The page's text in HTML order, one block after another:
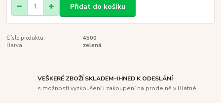
Přidat do košíku
Číslo produktu:
4500
Barva:
zelená
VEŠKERÉ ZBOŽÍ SKLADEM-IHNED K ODESLÁNÍ
s možností vyzkoušení i zakoupení na prodejně v Blatné